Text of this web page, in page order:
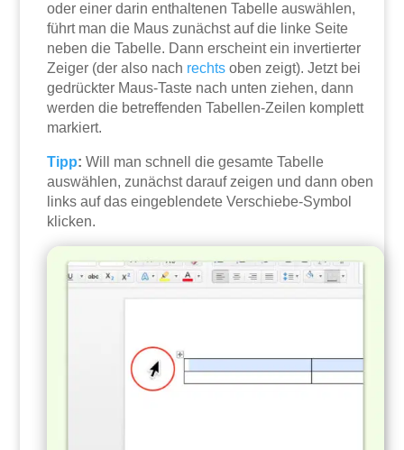
oder einer darin enthaltenen Tabelle auswählen,
führt man die Maus zunächst auf die linke Seite
neben die Tabelle. Dann erscheint ein invertierter
Zeiger (der also nach rechts oben zeigt). Jetzt bei
gedrückter Maus-Taste nach unten ziehen, dann
werden die betreffenden Tabellen-Zeilen komplett
markiert.
Tipp: Will man schnell die gesamte Tabelle
auswählen, zunächst darauf zeigen und dann oben
links auf das eingeblendete Verschiebe-Symbol
klicken.